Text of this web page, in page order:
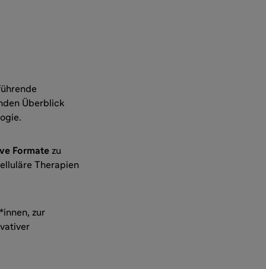
Überblick
Formate zu
Therapien
zur